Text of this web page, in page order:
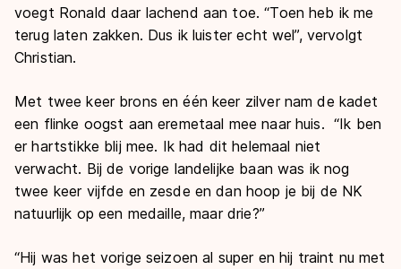
voegt Ronald daar lachend aan toe. “Toen heb ik me
terug laten zakken. Dus ik luister echt wel”, vervolgt
Christian.
Met twee keer brons en één keer zilver nam de kadet
een flinke oogst aan eremetaal mee naar huis. “Ik ben
er hartstikke blij mee. Ik had dit helemaal niet
verwacht. Bij de vorige landelijke baan was ik nog
twee keer vijfde en zesde en dan hoop je bij de NK
natuurlijk op een medaille, maar drie?”
“Hij was het vorige seizoen al super en hij traint nu met